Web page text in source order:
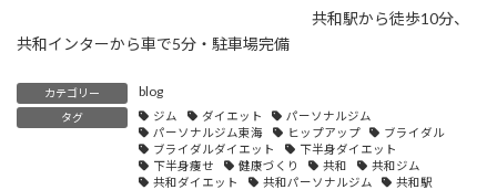
共和駅から徒歩10分、
共和インターから車で5分・駐車場完備
カテゴリー blog
タグ ジム ダイエット
パーソナルジム
パーソナルジム東海
ヒップアップ
ブライダル
ブライダルダイエット
下半身ダイエット
下半身痩せ
健康づくり 共和
共和ジム
共和ダイエット
共和パーソナルジム
共和駅